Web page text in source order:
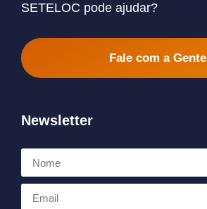
SETELOC pode ajudar?
Fale com a Gente
Newsletter